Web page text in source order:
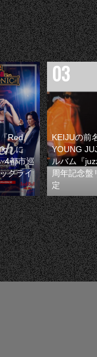
Red
』に
4都市巡
クライ
KEIJUの前
YOUNG
ルバム『
周年記念盤
定